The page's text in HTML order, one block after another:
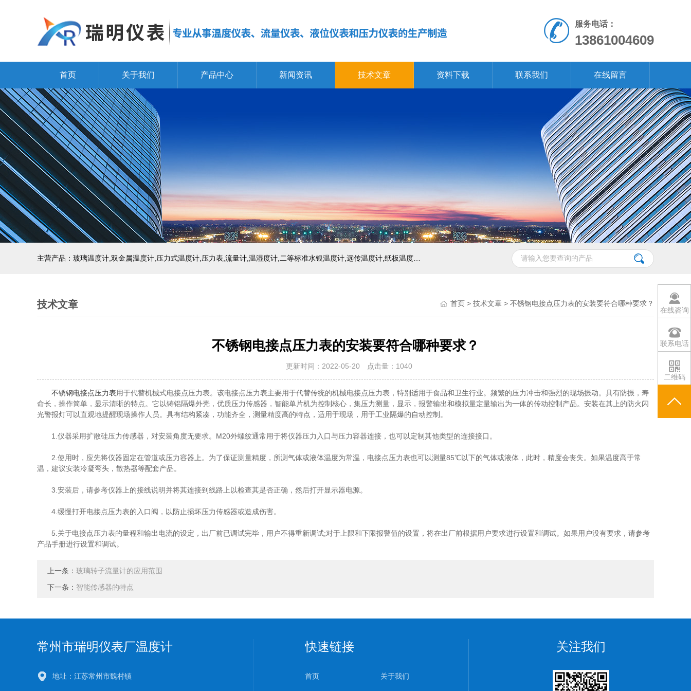
服务电话：
13861004609
首页 关于我们 产品中心 新闻资讯 技术文章 资料下载 联系我们 在线留言
技术文章 首页 > 技术文章 > 不锈钢电接点压力表的安装要符合哪种要求？
不锈钢电接点压力表的安装要符合哪种要求？
更新时间：2022-05-20 点击量： 1040
不锈钢电接点压力表用于代替机械式电接点压力表。该电接点压力表主要用于代替传统的机械电接点压力表，特别适用于食品和卫生行业。频繁的压力冲击和强烈的现场振动。具有防振，寿
命长，操作简单，显示清晰的特点。它以铸铝隔爆外壳，优质压力传感器，智能单片机为控制核心，集压力测量，显示，报警输出和模拟量定量输出为一体的传动控制产品。安装在其上的防火闪
光警报灯可以直观地提醒现场操作人员。具有结构紧凑，功能齐全，测量精度高的特点，适用于现场，用于工业隔爆的自动控制。
1.仪器采用扩散硅压力传感器，对安装角度无要求。M20外螺纹通常用于将仪器压力入口与压力容器连接，也可以定制其他类型的连接接口。
2.使用时，应先将仪器固定在管道或压力容器上。为了保证测量精度，所测气体或液体温度为常温，电接点压力表也可以测量85℃以下的气体或液体，此时，精度会丧失。如果温度高于常
温，建议安装冷凝弯头，散热器等配套产品。
3.安装后，请参考仪器上的接线说明并将其连接到线路上以检查其是否正确，然后打开显示器电源。
4.缓慢打开电接点压力表的入口阀，以防止损坏压力传感器或造成伤害。
5.关于电接点压力表的量程和输出电流的设定，出厂前已调试完毕，用户不得重新调试;对于上限和下限报警值的设置，将在出厂前根据用户要求进行设置和调试。如果用户没有要求，请参考
产品手册进行设置和调试。
上一条： 玻璃转子流量计的应用范围
下一条： 智能传感器的特点
常州市瑞明仪表厂温度计
地址：江苏常州市魏村镇
快速链接
首页 关于我们
关注我们
在线咨询
联系电话
二维码